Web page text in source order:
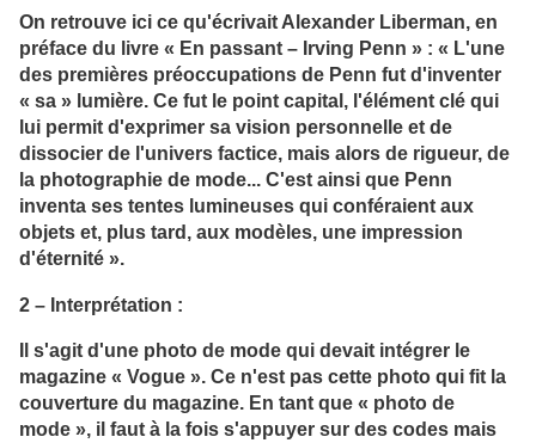
On retrouve ici ce qu'écrivait Alexander Liberman, en
préface du livre « En passant – Irving Penn » : « L'une
des premières préoccupations de Penn fut d'inventer
« sa » lumière. Ce fut le point capital, l'élément clé qui
lui permit d'exprimer sa vision personnelle et de
dissocier de l'univers factice, mais alors de rigueur, de
la photographie de mode... C'est ainsi que Penn
inventa ses tentes lumineuses qui conféraient aux
objets et, plus tard, aux modèles, une impression
d'éternité ».
2 – Interprétation :
Il s'agit d'une photo de mode qui devait intégrer le
magazine « Vogue ». Ce n'est pas cette photo qui fit la
couverture du magazine. En tant que « photo de
mode », il faut à la fois s'appuyer sur des codes mais